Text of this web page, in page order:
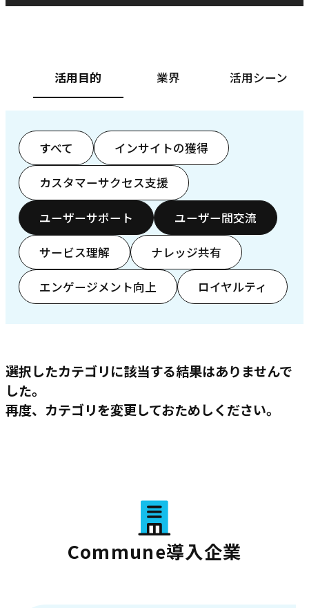
活用目的 業界 活用シーン
すべて インサイトの獲得
カスタマーサクセス支援
ユーザーサポート ユーザー間交流
サービス理解 ナレッジ共有
エンゲージメント向上 ロイヤルティ
選択したカテゴリに該当する結果はありませんで
した。
再度、カテゴリを変更しておためしください。
Commune導入企業